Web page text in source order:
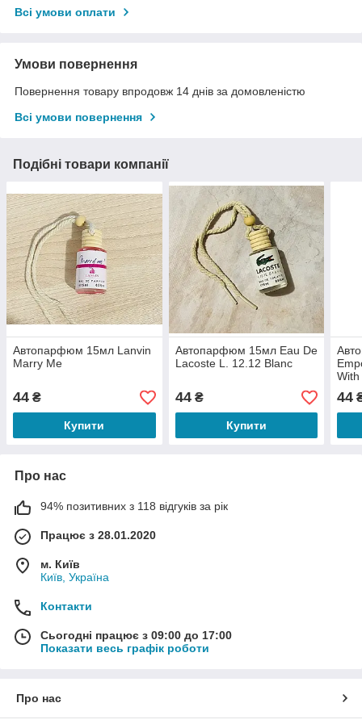
Всі умови оплати
Умови повернення
Повернення товару впродовж 14 днів за домовленістю
Всі умови повернення
Подібні товари компанії
Автопарфюм 15мл Lanvin
Marry Me
44 ₴
Купити
Автопарфюм 15мл Eau De
Lacoste L. 12.12 Blanc
44₴
Купити
With
44
Про нас
94% позитивних з 118 відгуків за рік
Працює з 28.01.2020
м. Київ
Київ, Україна
Контакти
Сьогодні працює з 09:00 до 17:00
Показати весь графік роботи
Про нас